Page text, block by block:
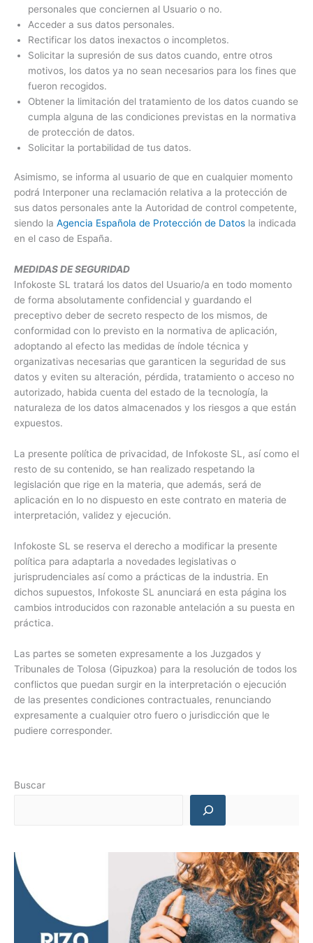
personales que conciernen al Usuario o no.
Acceder a sus datos personales.
Rectificar los datos inexactos o incompletos.
Solicitar la supresión de sus datos cuando, entre otros
motivos, los datos ya no sean necesarios para los fines que
fueron recogidos.
Obtener la limitación del tratamiento de los datos cuando se
cumpla alguna de las condiciones previstas en la normativa
de protección de datos.
Solicitar la portabilidad de tus datos.
Asimismo, se informa al usuario de que en cualquier momento
podrá Interponer una reclamación relativa a la protección de
sus datos personales ante la Autoridad de control competente,
siendo la Agencia Española de Protección de Datos la indicada
en el caso de España.
MEDIDAS DE SEGURIDAD
Infokoste SL tratará los datos del Usuario/a en todo momento
de forma absolutamente confidencial y guardando el
preceptivo deber de secreto respecto de los mismos, de
conformidad con lo previsto en la normativa de aplicación,
adoptando al efecto las medidas de índole técnica y
organizativas necesarias que garanticen la seguridad de sus
datos y eviten su alteración, pérdida, tratamiento o acceso no
autorizado, habida cuenta del estado de la tecnología, la
naturaleza de los datos almacenados y los riesgos a que están
expuestos.
La presente política de privacidad, de Infokoste SL, así como el
resto de su contenido, se han realizado respetando la
legislación que rige en la materia, que además, será de
aplicación en lo no dispuesto en este contrato en materia de
interpretación, validez y ejecución.
Infokoste SL se reserva el derecho a modificar la presente
política para adaptarla a novedades legislativas o
jurisprudenciales así como a prácticas de la industria. En
dichos supuestos, Infokoste SL anunciará en esta página los
cambios introducidos con razonable antelación a su puesta en
práctica.
Las partes se someten expresamente a los Juzgados y
Tribunales de Tolosa (Gipuzkoa) para la resolución de todos los
conflictos que puedan surgir en la interpretación o ejecución
de las presentes condiciones contractuales, renunciando
expresamente a cualquier otro fuero o jurisdicción que le
pudiere corresponder.
Buscar